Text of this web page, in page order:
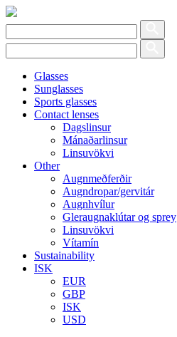
Glasses
Sunglasses
Sports glasses
Contact lenses
Dagslinsur
Mánaðarlinsur
Linsuvökvi
Other
Augnmeðferðir
Augndropar/gervitár
Augnhvílur
Gleraugnaklútar og sprey
Linsuvökvi
Vítamín
Sustainability
ISK
EUR
GBP
ISK
USD